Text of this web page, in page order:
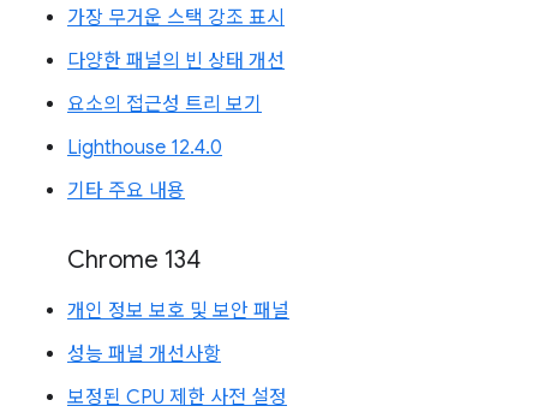
가장 무거운 스택 강조 표시
다양한 패널의 빈 상태 개선
요소의 접근성 트리 보기
Lighthouse 12.4.0
기타 주요 내용
Chrome 134
개인 정보 보호 및 보안 패널
성능 패널 개선사항
보정된 CPU 제한 사전 설정